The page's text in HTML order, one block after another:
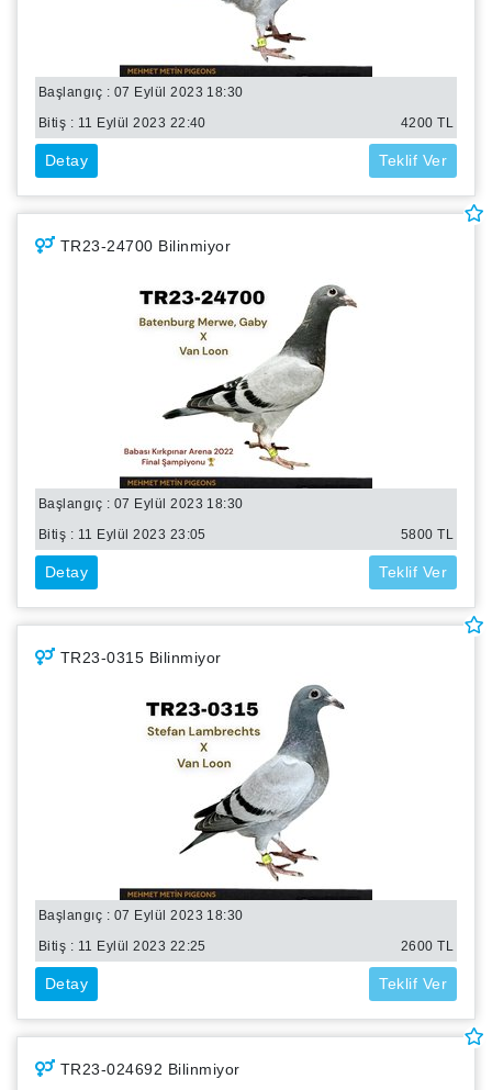
Başlangıç : 07 Eylül 2023 18:30
Bitiş : 11 Eylül 2023 22:40 4200TL
Detay Teklif Ver
TR23-24700 Bilinmiyor
Başlangıç : 07 Eylül 2023 18:30
Bitiş : 11 Eylül 2023 23:05 5800TL
Detay Teklif Ver
TR23-0315 Bilinmiyor
Başlangıç : 07 Eylül 2023 18:30
Bitiş : 11 Eylül 2023 22:25 2600TL
Detay Teklif Ver
TR23-024692 Bilinmiyor